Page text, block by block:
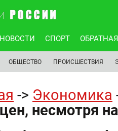
СПОРТ
ОБЩЕСТВО ПРОИСШЕСТВИЯ
-> Экономика
несмотря